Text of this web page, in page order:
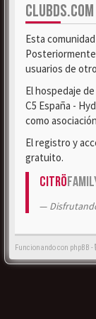
CLUBDS.COM
Esta
Posteriormente
usuarios de
El hospedaje
C5 España -
como
El registro y
gratuito.
Citrö
Funcionando con phpBB -